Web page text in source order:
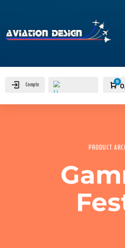
Compte 0
PRODUCT